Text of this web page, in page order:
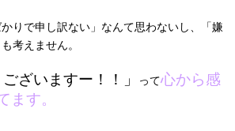
かりで申し訳ない」なんて思わないし、「嫌
考えません。
ございますー！！」 って心から感
ます。